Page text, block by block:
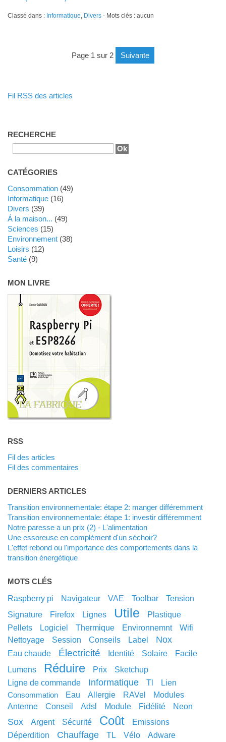
Classé dans : Informatique, Divers- Mots clés : aucun
page 1 sur 2 suivante
Fil RSS des articles
RECHERCHE
CATÉGORIES
Consommation(49)
Informatique(16)
Divers (39)
Á la maison... (49)
Sciences (15)
Environnement(38)
Loisirs (12)
Santé(9)
MON LIVRE
RSS
Fil des articles
Fil des commentaires
DERNIERS ARTICLES
Transition environnementale: étape 2: manger différemment
Transition environnementale: étape 1: investir différemment
Notre paresse a un prix (2) - L'alimentation
Une essoreuse en complément d'un séchoir?
L'effet rebond ou l'importance des comportements dans la
transition énergétique
MOTS CLÉS
raspberry pi navigateur VAE toolbar
tension
signature
Firefox lignes utile
plastique
pellets
logiciel thermique environnemnt
wifi
nettoyage
session conseils label nox
eau chaude électricité identité solaire
facile
lumens
réduire prix
sketchup
ligne de commande
informatique tl lien
consommation eau allergie RAVel
modules
antenne
conseil adsl module fidélité neon
sox argent sécurité coût
emissions
déperdition
chauffage TL vélo
adware